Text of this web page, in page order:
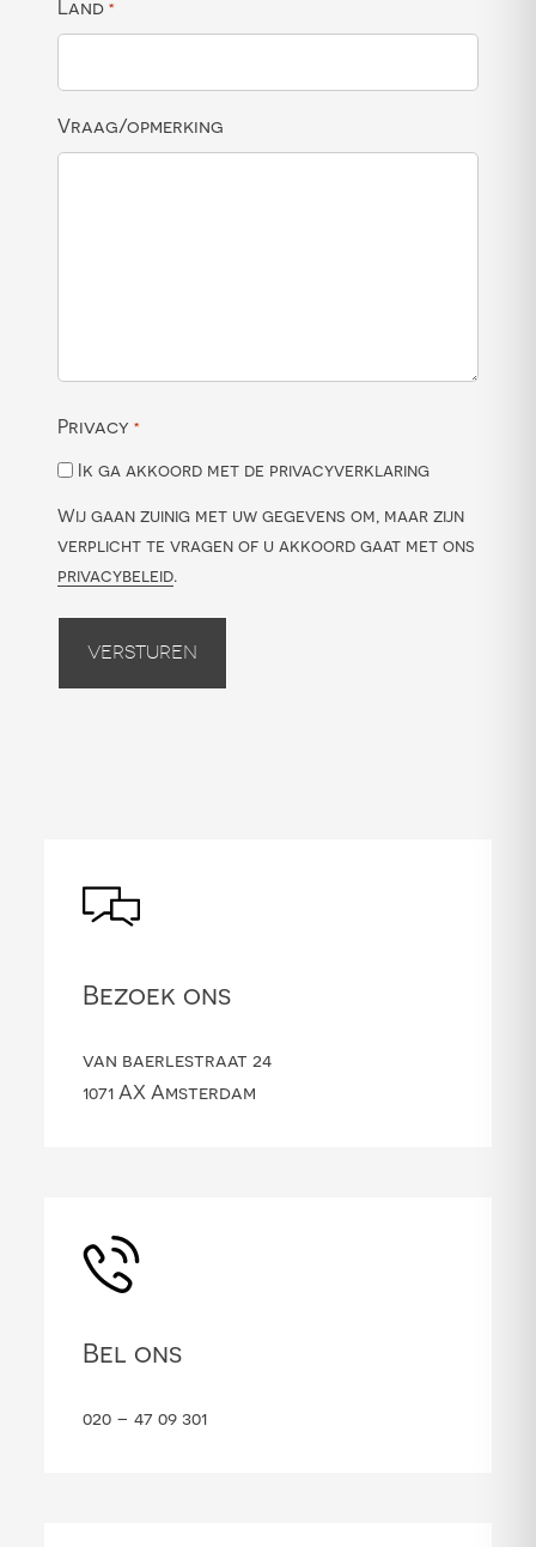
Land *
Vraag/opmerking
Privacy *
Ik ga akkoord met de privacyverklaring
Wij gaan zuinig met uw gegevens om, maar zijn
verplicht te vragen of u akkoord gaat met ons
privacybeleid.
Versturen
Bezoek ons
van baerlestraat 24
1071 AX Amsterdam
Bel ons
020 – 47 09 301